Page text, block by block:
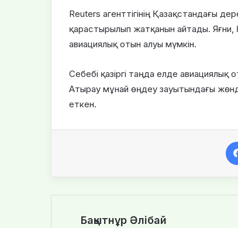
Reuters агенттігінің Қазақстандағы
қарастырылып жатқанын айтады. Яғни,
авиациялық отын алуы мүмкін.
Себебі қазіргі таңда елде
Атырау мұнай өңдеу зауытындағы
еткен.
Бақытнұр Әлібай